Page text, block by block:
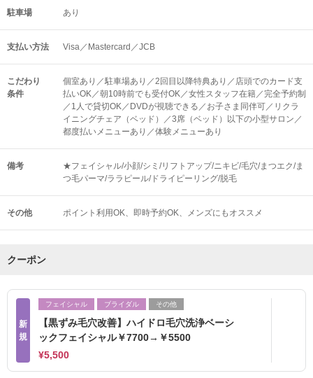
駐車場 あり
支払い方法 Visa／Mastercard／JCB
こだわり
条件
個室あり／駐車場あり／2回目以降特典あり／店頭でのカード支
払いOK／朝10時前でも受付OK／女性スタッフ在籍／完全予約制
／1人で貸切OK／DVDが視聴できる／お子さま同伴可／リクラ
イニングチェア（ベッド）／3席（ベッド）以下の小型サロン／
都度払いメニューあり／体験メニューあり
備考
★フェイシャル/小顔/シミ/リフトアップ/ニキビ/毛穴/まつエク/ま
つ毛パーマ/ララピール/ドライピーリング/脱毛
その他 ポイント利用OK 即時予約OK メンズにもオススメ
クーポン
新
規
フェイシャル ブライダル その他
【黒ずみ毛穴改善】ハイドロ毛穴洗浄ベーシ
ックフェイシャル￥7700→￥5500
¥5,500